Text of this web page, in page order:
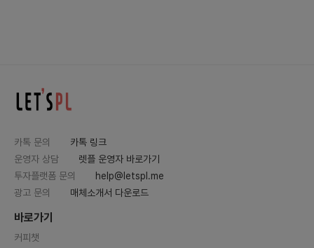
카톡 문의
카톡 링크
운영자 상담
렛플 운영자 바로가기
투자플랫폼 문의
help@letspl.me
광고 문의
매체소개서 다운로드
바로가기
커피챗